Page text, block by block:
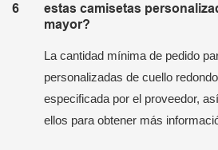
6
estas camisetas
mayor?
La cantidad mínima de pedido
personalizadas de cuello
especificada por el proveedor,
ellos para obtener más